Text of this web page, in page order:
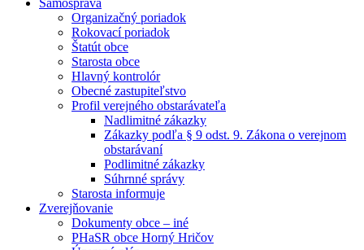
Samospráva
Organizačný poriadok
Rokovací poriadok
Štatút obce
Starosta obce
Hlavný kontrolór
Obecné zastupiteľstvo
Profil verejného obstarávateľa
Nadlimitné zákazky
Zákazky podľa § 9 odst. 9. Zákona o verejnom
obstarávaní
Podlimitné zákazky
Súhrnné správy
Starosta informuje
Zverejňovanie
Dokumenty obce – iné
PHaSR obce Horný Hričov